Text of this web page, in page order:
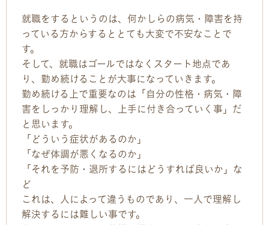
就職をするというのは、何かしらの病気・障害を持
っている方からするととても大変で不安なことで
す。
そして、就職はゴールではなくスタート地点であ
り、勤め続けることが大事になっていきます。
勤め続ける上で重要なのは「自分の性格・病気・障
害をしっかり理解し、上手に付き合っていく事」だ
と思います。
「どういう症状があるのか」
「なぜ体調が悪くなるのか」
「それを予防・退所するにはどうすれば良いか」な
ど
これは、人によって違うものであり、一人で理解し
解決するには難しい事です。